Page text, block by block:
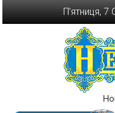
П’ятниця, 7